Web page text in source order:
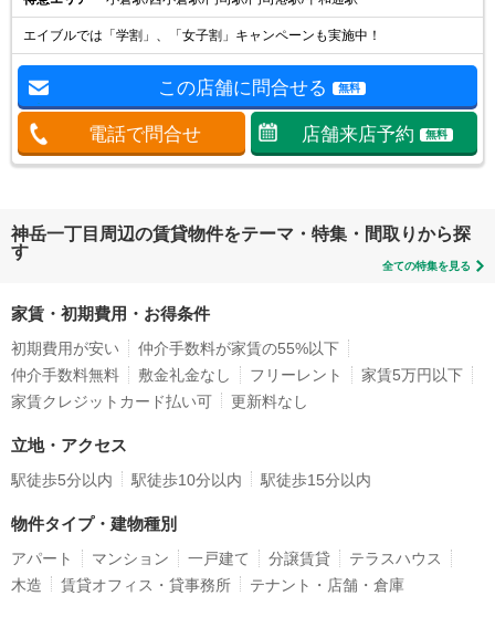
エイブルでは「学割」、「女子割」キャンペーンも実施中！
この店舗に問合せる 無料
電話で問合せ 店舗来店予約 無料
神岳一丁目周辺の賃貸物件をテーマ・特集・間取りから探
す
全ての特集を見る
家賃・初期費用・お得条件
初期費用が安い
仲介手数料が家賃の55%以下
仲介手数料無料
敷金礼金なし フリーレント
家賃5万円以下
家賃クレジットカード払い可
更新料なし
立地・アクセス
駅徒歩5分以内 駅徒歩10分以内 駅徒歩15分以内
物件タイプ・建物種別
アパート マンション 一戸建て 分譲賃貸
テラスハウス
木造
賃貸オフィス・貸事務所 テナント・店舗・倉庫